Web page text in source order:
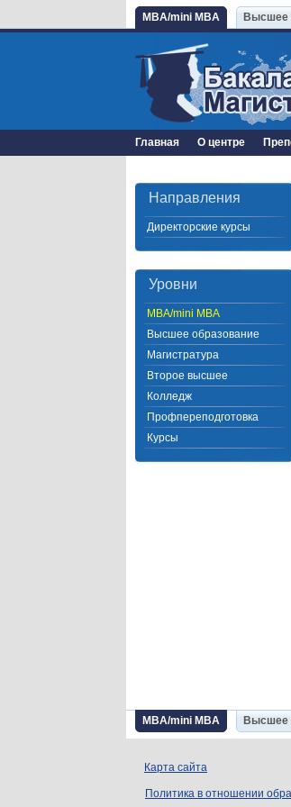
MBA/mini MBA Высшее
Главная О центре
Направления
Директорские курсы
Уровни
MBA/mini MBA
Высшее образование
Магистратура
Второе высшее
Колледж
Профпереподготовка
Курсы
MBA/mini MBA Высшее
Карта сайта
Политика в отношении